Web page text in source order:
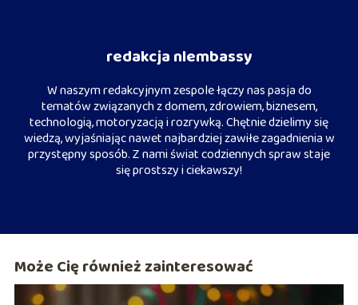
redakcja nlembassy
W naszym redakcyjnym zespole łączy nas pasja do
tematów związanych z domem, zdrowiem, biznesem,
technologią, motoryzacją i rozrywką. Chętnie dzielimy się
wiedzą, wyjaśniając nawet najbardziej zawiłe zagadnienia w
przystępny sposób. Z nami świat codziennych spraw staje
się prostszy i ciekawszy!
Może Cię również zainteresować